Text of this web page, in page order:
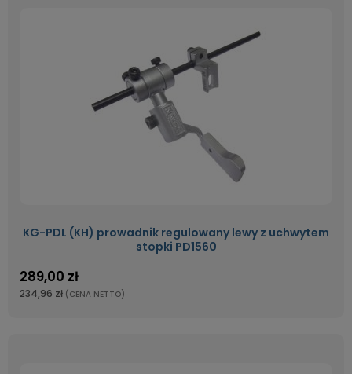
KG-PDL (KH) prowadnik regulowany lewy z uchwytem
stopki PD1560
289,00 zł
234,96 zł (CENA NETTO)